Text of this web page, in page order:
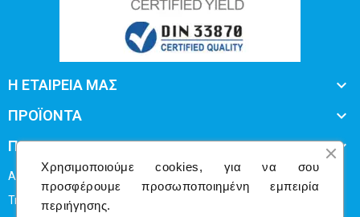
Η ΕΤΑΙΡΕΙΑ ΜΑΣ 
ΠΡΟΪΟΝΤΑ 
ΠΛΗΡΟΦΟΡΙΕΣ 
Απ.Παύλου 50 Άγιος Δημήτριος Τ.Κ 173 43
Τηλ: 216 80 93162
Χρησιμοποιούμε cookies, για να σου
προσφέρουμε προσωποποιημένη εμπειρία
περιήγησης.